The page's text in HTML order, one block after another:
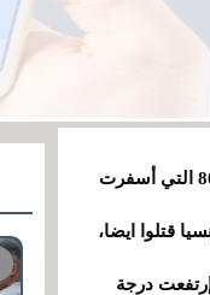
قد يكون معظمكم على علم بتحطم الطائرة التي وقعت في مايو 2016 مع رحلة مصر للطيران 804 التي أسفرت
المتوسط وكانت الرحلة تقل 15 مواطنا فرنسيا قتلوا ايضا،
درجة